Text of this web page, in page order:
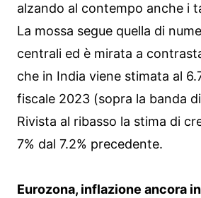
alzando al contempo anche i
La mossa segue quella di
centrali ed è mirata a
che in India viene stimata al
fiscale 2023 (sopra la banda
Rivista al ribasso la stima di
7% dal 7.2% precedente.
Eurozona, inflazione ancora